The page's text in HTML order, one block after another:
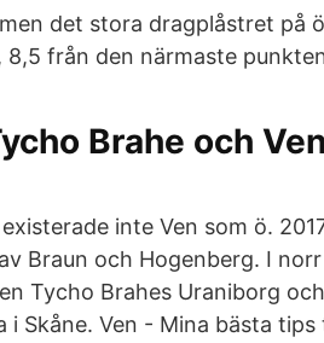
det stora dragplåstret på
från den närmaste
Brahe och
inte Ven som ö.
Braun och Hogenberg. I
Tycho Brahes Uraniborg
Skåne. Ven - Mina bästa tips